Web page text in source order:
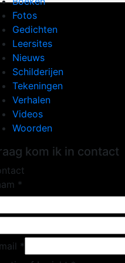
Fotos
Gedichten
Leersites
Nieuws
Schilderijen
Tekeningen
Verhalen
Videos
Woorden
kom ik in contact
*
*